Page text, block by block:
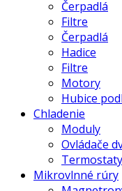
Čerpadlá
Filtre
Čerpadlá
Hadice
Filtre
Motory
Hubice
Chladenie
Moduly
Ovládače
Termostaty
Mikrovlnné rúry